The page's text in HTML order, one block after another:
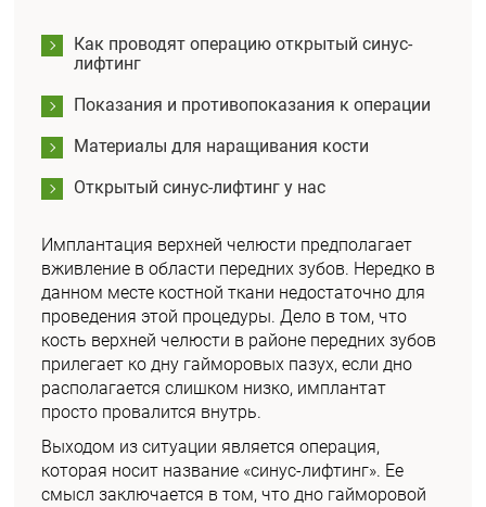
Как проводят операцию открытый синус-
лифтинг
Показания и противопоказания к операции
Материалы для наращивания кости
Открытый синус-лифтинг у нас
Имплантация верхней челюсти предполагает
вживление в области передних зубов. Нередко в
данном месте костной ткани недостаточно для
проведения этой процедуры. Дело в том, что
кость верхней челюсти в районе передних зубов
прилегает ко дну гайморовых пазух, если дно
располагается слишком низко, имплантат
просто провалится внутрь.
Выходом из ситуации является операция,
которая носит название «синус-лифтинг». Ее
смысл заключается в том, что дно гайморовой